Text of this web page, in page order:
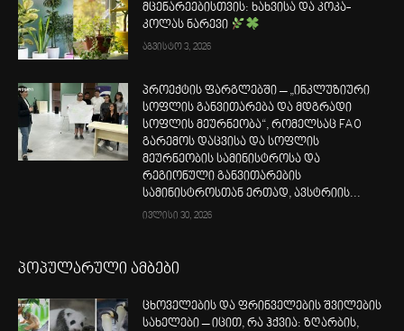
მცენარეებისთვის: ხახვისა და კოკა-
კოლას ნარევი
აგვისტო 3, 2026
პროექტის ფარგლებში – „ინკლუზიური
სოფლის განვითარება და მდგრადი
სოფლის მეურნეობა“, რომელსაც FAO
გარემოს დაცვისა და სოფლის
მეურნეობის სამინისტროსა და
რეგიონული განვითარების
სამინისტროსთან ერთად, ავსტრიის...
ივლისი 30, 2026
პოპულარული ამბები
ცხოველების და ფრინველების შვილების
სახელები – იცით, რა ჰქვია: ზღარბის,